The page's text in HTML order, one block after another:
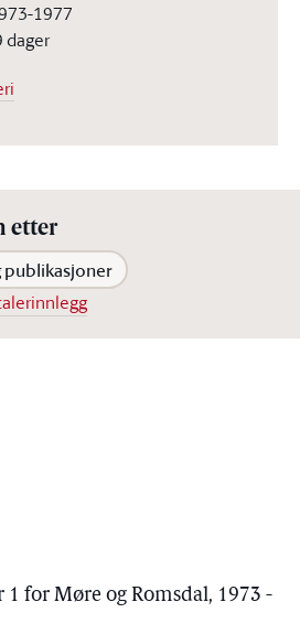
1977
dager
etter
publikasjoner
1 for Møre og Romsdal, 1973 -